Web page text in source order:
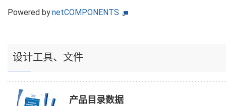
Powered bynetCOMPONENTS
设计工具、文件
产品目录数据